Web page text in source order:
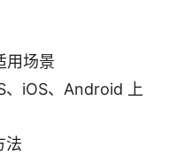
用场景
iOS、Android 上
法